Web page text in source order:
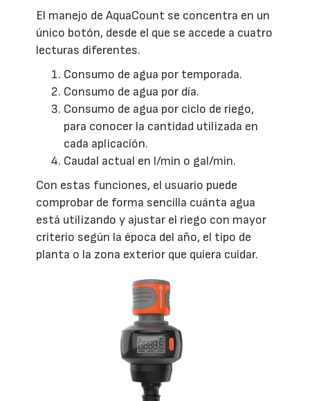
El manejo de AquaCount se concentra en un
único botón, desde el que se accede a cuatro
lecturas diferentes.
Consumo de agua por temporada.
Consumo de agua por día.
Consumo de agua por ciclo de riego,
para conocer la cantidad utilizada en
cada aplicación.
Caudal actual en l/min o gal/min.
Con estas funciones, el usuario puede
comprobar de forma sencilla cuánta agua
está utilizando y ajustar el riego con mayor
criterio según la época del año, el tipo de
planta o la zona exterior que quiera cuidar.